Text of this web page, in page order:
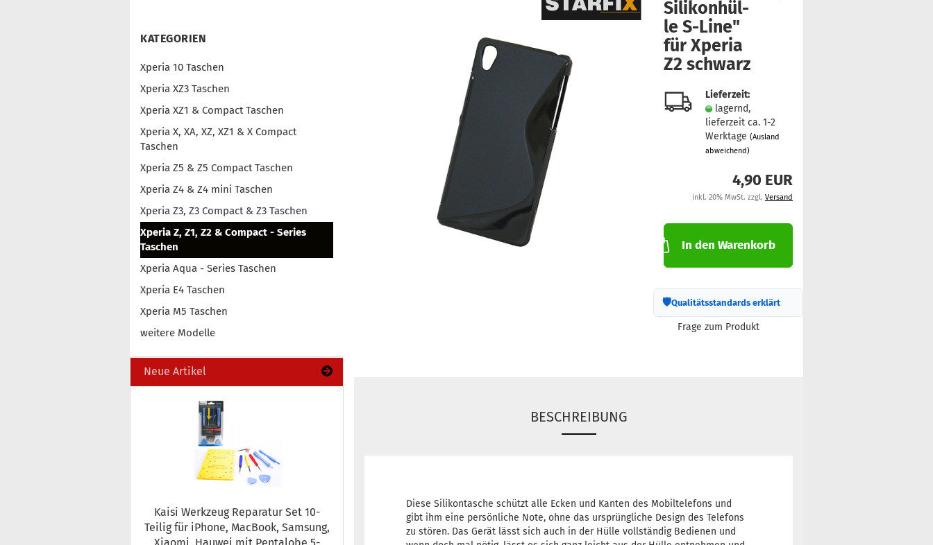
Si­li­kon­hül­
le S-​Line"
für Xpe­ria
Z2 schwarz
Lieferzeit:
lagernd,
lieferzeit ca. 1-2
Werktage(Ausland
abweichend)
4,90 EUR
inkl. 20% MwSt. zzgl. Versand
In den Warenkorb
🛡Qualitätsstandards erklärt
Frage zum Produkt
BESCHREIBUNG
Diese Silikontasche schützt alle Ecken und Kanten des Mobiltelefons und
gibt ihm eine persönliche Note, ohne das ursprüngliche Design des Telefons
zu stören. Das Gerät lässt sich auch in der Hülle vollständig Bedienen und
KATEGORIEN
Xperia 10 Taschen
Xperia XZ3 Taschen
Xperia XZ1 & Compact Taschen
Xperia X, XA, XZ, XZ1 & X Compact
Taschen
Xperia Z5 & Z5 Compact Taschen
Xperia Z4 & Z4 mini Taschen
Xperia Z3, Z3 Compact & Z3 Taschen
Xperia Z, Z1, Z2 & Compact - Series
Taschen
Xperia Aqua - Series Taschen
Xperia E4 Taschen
Xperia M5 Taschen
weitere Modelle
Neue Artikel
Kaisi Werk­zeug Re­pa­ra­tur Set 10-​
Teilig für iPho­ne, MacBook, Sam­sung,